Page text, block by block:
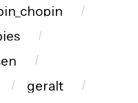
geralt